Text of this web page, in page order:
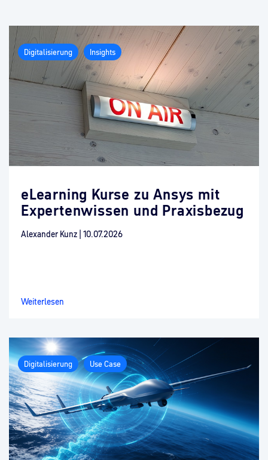
Digitalisierung Insights
eLearning Kurse zu Ansys mit
Expertenwissen und Praxisbezug
Alexander Kunz 10.07.2026
Weiterlesen
Digitalisierung Use Case